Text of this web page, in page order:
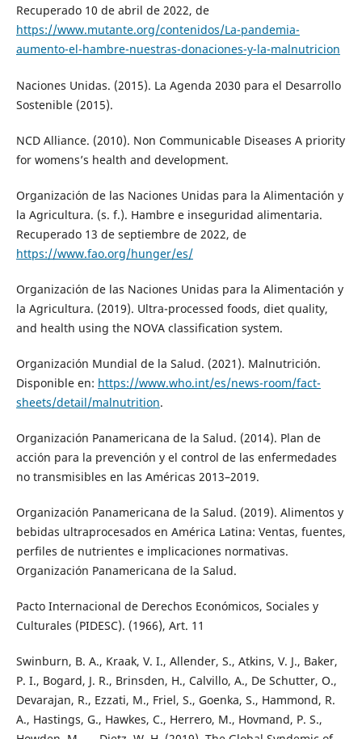
Recuperado 10 de abril de 2022, de
https://www.mutante.org/contenidos/La-pandemia-
aumento-el-hambre-nuestras-donaciones-y-la-malnutricion
Naciones Unidas. (2015). La Agenda 2030 para el Desarrollo
Sostenible (2015).
NCD Alliance. (2010). Non Communicable Diseases A priority
for womens’s health and development.
Organización de las Naciones Unidas para la Alimentación y
la Agricultura. (s. f.). Hambre e inseguridad alimentaria.
Recuperado 13 de septiembre de 2022, de
https://www.fao.org/hunger/es/
Organización de las Naciones Unidas para la Alimentación y
la Agricultura. (2019). Ultra-processed foods, diet quality,
and health using the NOVA classification system.
Organización Mundial de la Salud. (2021). Malnutrición.
Disponible en: https://www.who.int/es/news-room/fact-
sheets/detail/malnutrition.
Organización Panamericana de la Salud. (2014). Plan de
acción para la prevención y el control de las enfermedades
no transmisibles en las Américas 2013–2019.
Organización Panamericana de la Salud. (2019). Alimentos y
bebidas ultraprocesados en América Latina: Ventas, fuentes,
perfiles de nutrientes e implicaciones normativas.
Organización Panamericana de la Salud.
Pacto Internacional de Derechos Económicos, Sociales y
Culturales (PIDESC). (1966), Art. 11
Swinburn, B. A., Kraak, V. I., Allender, S., Atkins, V. J., Baker,
P. I., Bogard, J. R., Brinsden, H., Calvillo, A., De Schutter, O.,
Devarajan, R., Ezzati, M., Friel, S., Goenka, S., Hammond, R.
A., Hastings, G., Hawkes, C., Herrero, M., Hovmand, P. S.,